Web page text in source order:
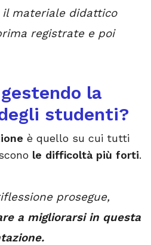
il materiale didattico
registrate e poi
la
studenti?
è quello su cui tutti
le difficoltà più forti.
prosegue,
a migliorarsi in questa